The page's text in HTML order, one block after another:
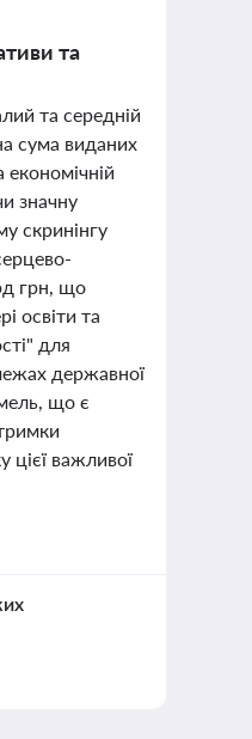
та
та середній
сума виданих
значну
скринінгу
грн, що
освіти та
для
державної
що є
цієї важливої